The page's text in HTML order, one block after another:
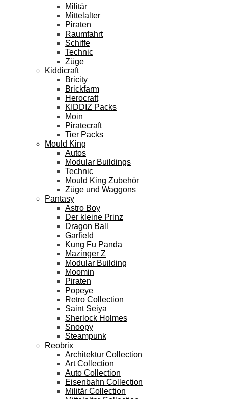
Militär
Mittelalter
Piraten
Raumfahrt
Schiffe
Technic
Züge
Kiddicraft
Bricity
Brickfarm
Herocraft
KIDDIZ Packs
Moin
Piratecraft
Tier Packs
Mould King
Autos
Modular Buildings
Technic
Mould King Zubehör
Züge und Waggons
Pantasy
Astro Boy
Der kleine Prinz
Dragon Ball
Garfield
Kung Fu Panda
Mazinger Z
Modular Building
Moomin
Piraten
Popeye
Retro Collection
Saint Seiya
Sherlock Holmes
Snoopy
Steampunk
Reobrix
Architektur Collection
Art Collection
Auto Collection
Eisenbahn Collection
Militär Collection